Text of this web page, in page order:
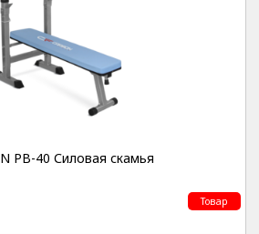
PB-40 Силовая скамья
Товар